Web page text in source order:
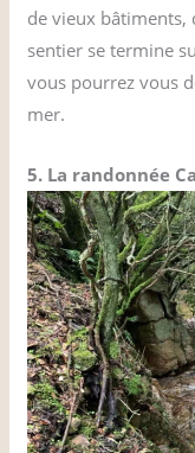
de vieux bâtiments,
sentier se termine
vous pourrez vous
mer.
5. La randonnée